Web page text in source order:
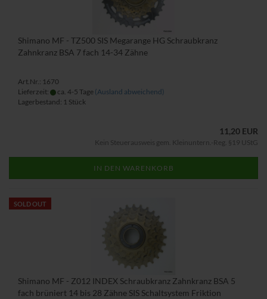
Shimano MF - TZ500 SIS Megarange HG Schraubkranz
Zahnkranz BSA 7 fach 14-34 Zähne
Art.Nr.: 1670
Lieferzeit:
ca. 4-5 Tage (Ausland abweichend)
Lagerbestand: 1 Stück
11,20 EUR
Kein Steuerausweis gem. Kleinuntern.-Reg. §19 UStG
IN DEN WARENKORB
SOLD OUT
Shimano MF - Z012 INDEX Schraubkranz Zahnkranz BSA 5
fach brüniert 14 bis 28 Zähne SIS Schaltsystem Friktion